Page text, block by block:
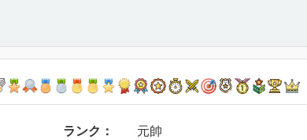
ランク：
元帥